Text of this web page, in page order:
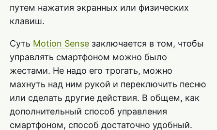
путем нажатия экранных или физических
клавиш.
Суть Motion Sense заключается в том, чтобы
управлять смартфоном можно было
жестами. Не надо его трогать, можно
махнуть над ним рукой и переключить песню
или сделать другие действия. В общем, как
дополнительный способ управления
смартфоном, способ достаточно удобный.